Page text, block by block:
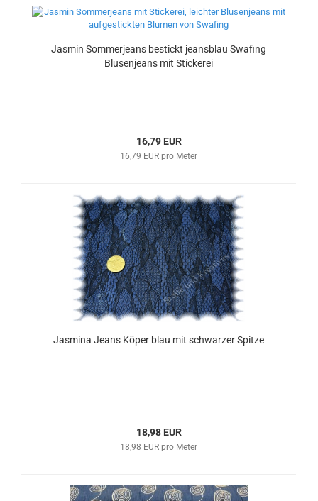
Jasmin Sommerjeans bestickt jeansblau Swafing
Blusenjeans mit Stickerei
16,79 EUR
16,79 EUR pro Meter
Jasmina Jeans Köper blau mit schwarzer Spitze
18,98 EUR
18,98 EUR pro Meter